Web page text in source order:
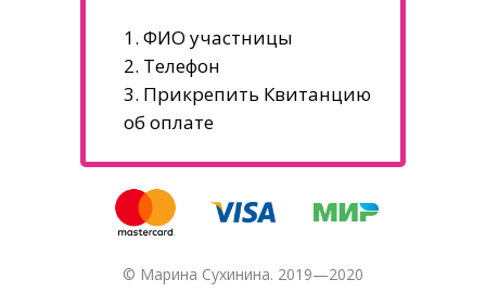
1. ФИО участницы
2. Телефон
3. Прикрепить Квитанцию
об оплате
© Марина Сухинина. 2019—2020